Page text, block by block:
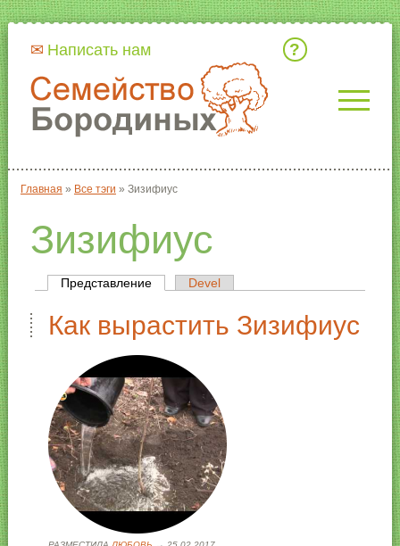
Написать нам
Вы здесь
Главная » Все тэги » Зизифиус
Зизифиус
Главные вкладки
Представление(активная вкладка)
Devel
Как вырастить Зизифиус